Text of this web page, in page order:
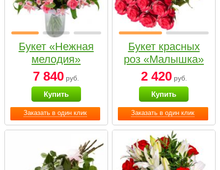
Заказать в один клик
Букет «Нежная
мелодия»
7 840 руб.
Купить
Заказать в один клик
Букет красных
роз «Малышка»
2 420руб.
Купить